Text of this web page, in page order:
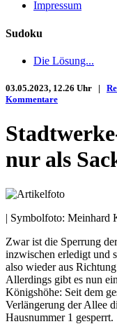
Impressum
Sudoku
Die Lösung...
03.05.2023, 12.26 Uhr |
Kommentare
nur als
| Symbolfoto: Meinhard
Zwar ist die Sperrung
inzwischen erledigt und
also wieder aus
Allerdings gibt es nun
Königshöhe: Seit dem
Verlängerung der Allee
Hausnummer 1 gesperrt.